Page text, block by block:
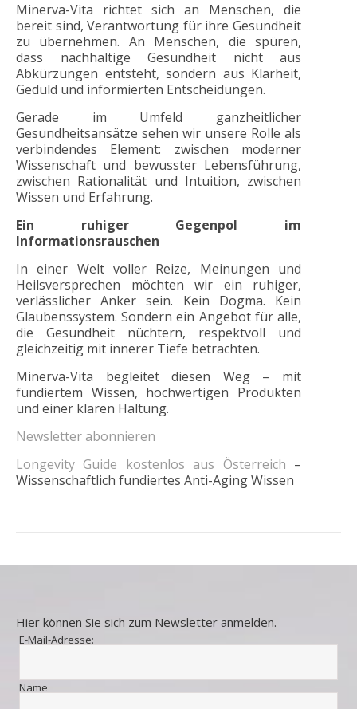
Minerva-Vita richtet sich an Menschen, die
bereit sind, Verantwortung für ihre Gesundheit
zu übernehmen. An Menschen, die spüren,
dass nachhaltige Gesundheit nicht aus
Abkürzungen entsteht, sondern aus Klarheit,
Geduld und informierten Entscheidungen.
Gerade im Umfeld ganzheitlicher
Gesundheitsansätze sehen wir unsere Rolle als
verbindendes Element: zwischen moderner
Wissenschaft und bewusster Lebensführung,
zwischen Rationalität und Intuition, zwischen
Wissen und Erfahrung.
Ein ruhiger Gegenpol im
Informationsrauschen
In einer Welt voller Reize, Meinungen und
Heilsversprechen möchten wir ein ruhiger,
verlässlicher Anker sein. Kein Dogma. Kein
Glaubenssystem. Sondern ein Angebot für alle,
die Gesundheit nüchtern, respektvoll und
gleichzeitig mit innerer Tiefe betrachten.
Minerva-Vita begleitet diesen Weg – mit
fundiertem Wissen, hochwertigen Produkten
und einer klaren Haltung.
Newsletter abonnieren
Longevity Guide kostenlos aus Österreich –
Wissenschaftlich fundiertes Anti-Aging Wissen
Hier können Sie sich zum Newsletter anmelden.
E-Mail-Adresse:
Name